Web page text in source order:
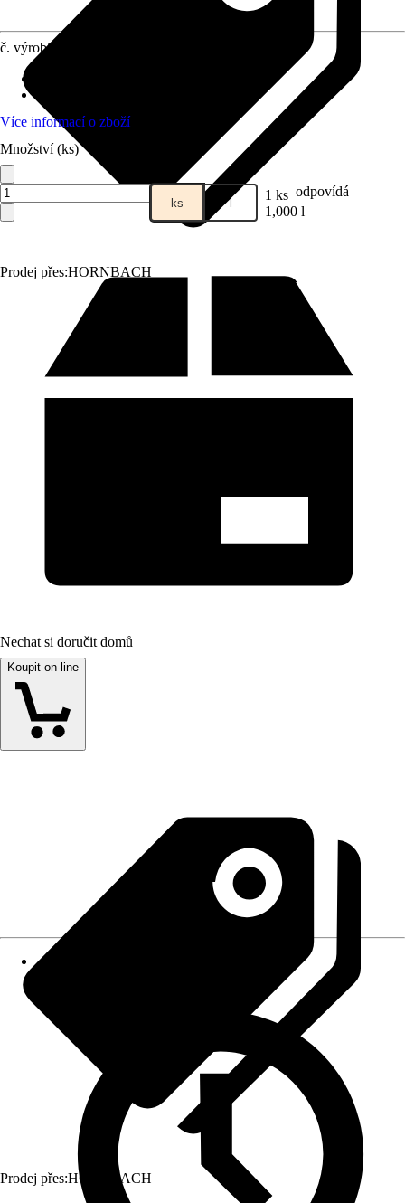
Prodej přes:HORNBACH
č. výrobku
Více informací o zboží
Množství (ks)
ks l 1 ks odpovídá
1,000 l
Nechat si doručit domů
Koupit on-line
Prodej přes:HORNBACH